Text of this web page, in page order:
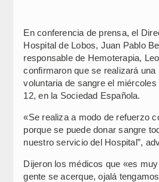
En conferencia de prensa, el
Hospital de Lobos, Juan Pablo
responsable de Hemoterapia,
confirmaron que se realizará una
voluntaria de sangre el miércoles
12, en la Sociedad Española.
«Se realiza a modo de refuerzo
porque se puede donar sangre
nuestro servicio del Hospital”,
Dijeron los médicos que «es
gente se acerque, ojalá